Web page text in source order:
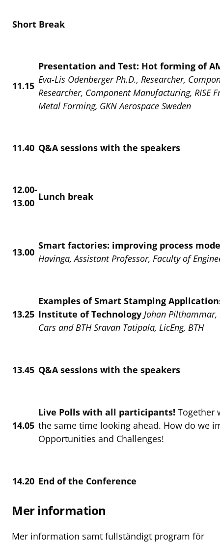
Short Break
11.15
Presentation and Test: Hot forming of
Eva-Lis Odenberger Ph.D., Researcher,
Researcher, Component Manufacturing, RISE
Metal Forming, GKN Aerospace Sweden
11.40 Q&A sessions with the speakers
12.00-
13.00
Lunch break
13.00
Smart factories: improving process
Havinga, Assistant Professor, Faculty of
13.25
Examples of Smart Stamping
Institute of Technology Johan Pilthammar,
Cars and BTH Sravan Tatipala, LicEng, BTH
13.45 Q&A sessions with the speakers
14.05
Live Polls with all participants! Together
the same time looking ahead. How do we
Opportunities and Challenges!
14.20 End of the Conference
Mer information
Mer information samt fullständigt program för